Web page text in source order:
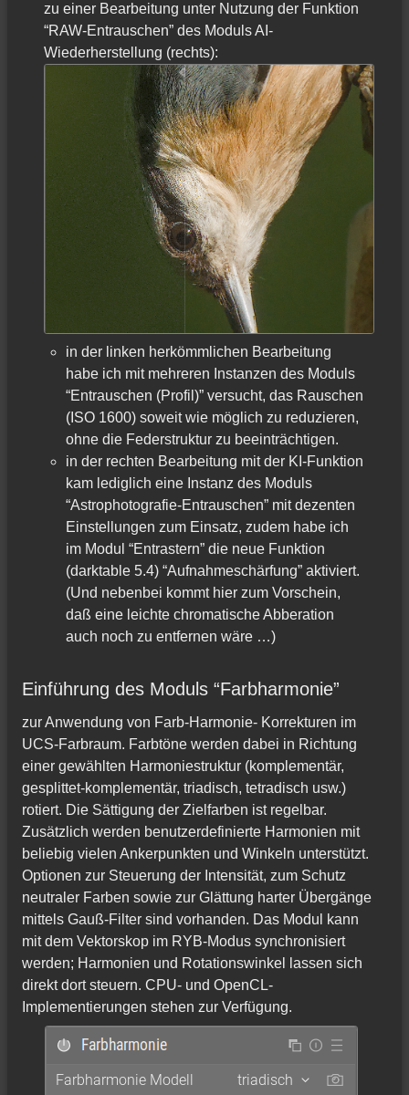
zu einer Bearbeitung unter Nutzung der Funktion
“RAW-Entrauschen” des Moduls AI-
Wiederherstellung (rechts):
in der linken herkömmlichen Bearbeitung
habe ich mit mehreren Instanzen des Moduls
“Entrauschen (Profil)” versucht, das Rauschen
(ISO 1600) soweit wie möglich zu reduzieren,
ohne die Federstruktur zu beeinträchtigen.
in der rechten Bearbeitung mit der KI-Funktion
kam lediglich eine Instanz des Moduls
“Astrophotografie-Entrauschen” mit dezenten
Einstellungen zum Einsatz, zudem habe ich
im Modul “Entrastern” die neue Funktion
(darktable 5.4) “Aufnahmeschärfung” aktiviert.
(Und nebenbei kommt hier zum Vorschein,
daß eine leichte chromatische Abberation
auch noch zu entfernen wäre …)
Einführung des Moduls “Farbharmonie”
zur Anwendung von Farb‑Harmonie‑ Korrekturen im
UCS‑Farbraum. Farbtöne werden dabei in Richtung
einer gewählten Harmoniestruktur (komplementär,
gesplittet‑komplementär, triadisch, tetradisch usw.)
rotiert. Die Sättigung der Zielfarben ist regelbar.
Zusätzlich werden benutzerdefinierte Harmonien mit
beliebig vielen Ankerpunkten und Winkeln unterstützt.
Optionen zur Steuerung der Intensität, zum Schutz
neutraler Farben sowie zur Glättung harter Übergänge
mittels Gauß‑Filter sind vorhanden. Das Modul kann
mit dem Vektorskop im RYB‑Modus synchronisiert
werden; Harmonien und Rotationswinkel lassen sich
direkt dort steuern. CPU‑ und OpenCL‑
Implementierungen stehen zur Verfügung.